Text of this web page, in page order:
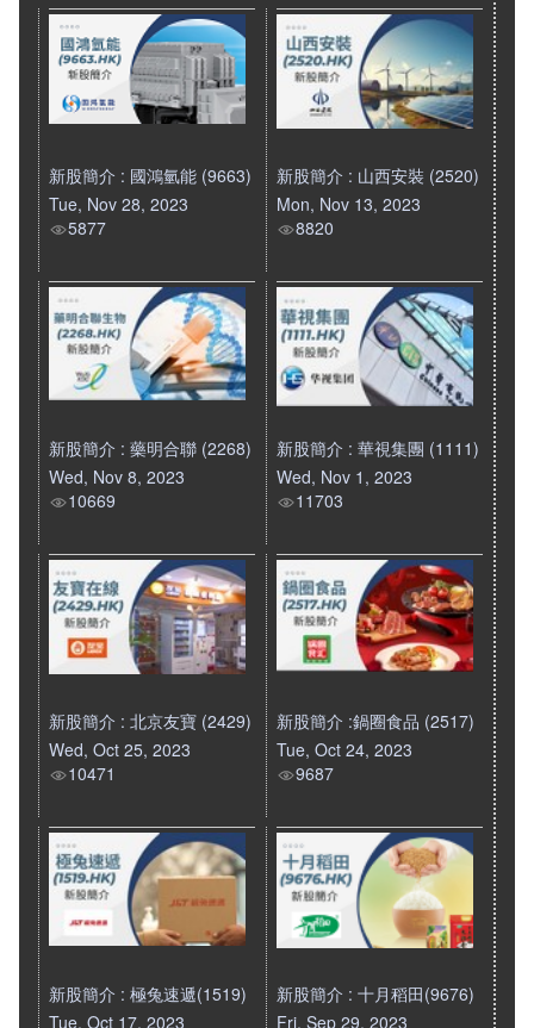
新股簡介 : 國鴻氫能 (9663)
Tue, Nov 28, 2023
5877
新股簡介 : 山西安裝 (2520)
Mon, Nov 13, 2023
8820
新股簡介 : 藥明合聯 (2268)
Wed, Nov 8, 2023
10669
新股簡介 : 華視集團 (1111)
Wed, Nov 1, 2023
11703
新股簡介 : 北京友寶 (2429)
Wed, Oct 25, 2023
10471
新股簡介 :鍋圈食品 (2517)
Tue, Oct 24, 2023
9687
新股簡介 : 極兔速遞(1519)
Tue, Oct 17, 2023
新股簡介 : 十月稻田(9676)
Fri, Sep 29, 2023